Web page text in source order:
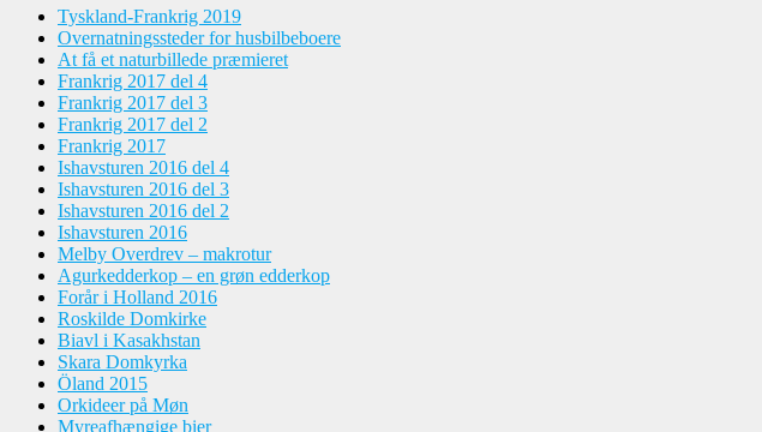
Tyskland-Frankrig 2019
Overnatningssteder for husbilbeboere
At få et naturbillede præmieret
Frankrig 2017 del 4
Frankrig 2017 del 3
Frankrig 2017 del 2
Frankrig 2017
Ishavsturen 2016 del 4
Ishavsturen 2016 del 3
Ishavsturen 2016 del 2
Ishavsturen 2016
Melby Overdrev – makrotur
Agurkedderkop – en grøn edderkop
Forår i Holland 2016
Roskilde Domkirke
Biavl i Kasakhstan
Skara Domkyrka
Öland 2015
Orkideer på Møn
Myreafhængige bier